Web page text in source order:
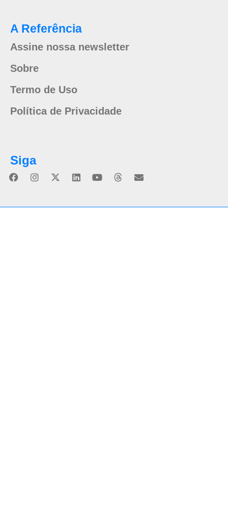
A Referência
Assine nossa newsletter
Sobre
Termo de Uso
Política de Privacidade
Siga